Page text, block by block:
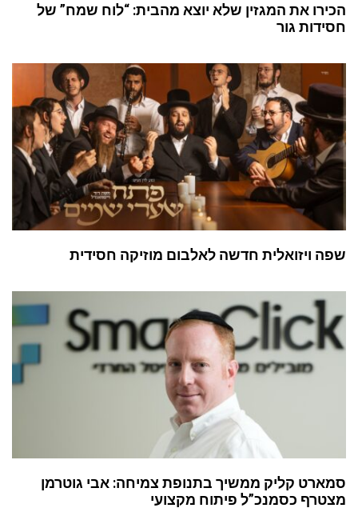
הכירו את המגזין שלא יוצא מהבית: “לוח שמח” של
חסידות גור
שפה ויזואלית חדשה לאלבום מוזיקה חסידית
סמארט קליק ממשיך בתנופת צמיחה: אבי גוטרמן
מצטרף כסמנכ”ל פיתוח מקצועי